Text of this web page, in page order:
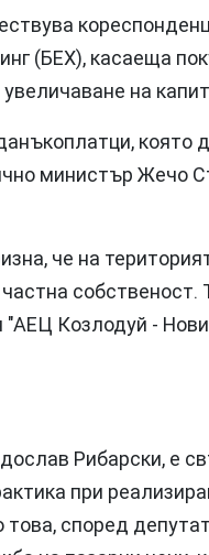
(БЕХ), касаеща
на
която
министър Жечо
че на
Козлодуй -
Рибарски, е
при
според